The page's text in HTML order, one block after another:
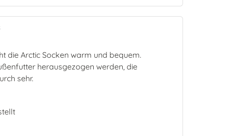
die Arctic Socken warm und bequem.
herausgezogen werden, die
sehr.